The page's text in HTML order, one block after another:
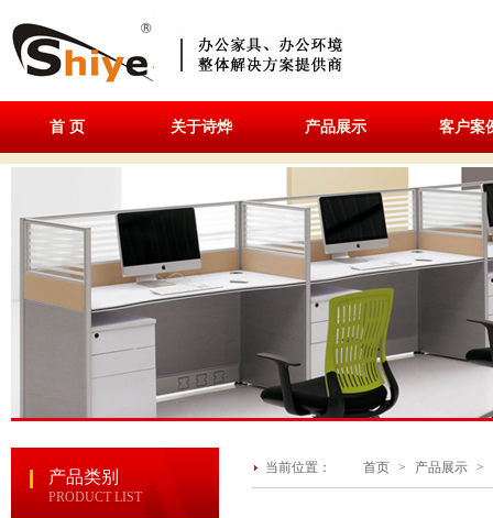
首 页 关于诗烨 产品展示 客户案
产品类别
PRODUCT LIST
当前位置： 首页 > 产品展示 >